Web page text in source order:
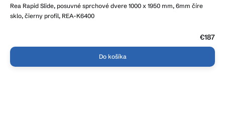
Rea Rapid Slide, posuvné sprchové dvere 1000 x 1950 mm, 6mm číre
sklo, čierny profil, REA-K6400
produktu
je
€187
Do košíka